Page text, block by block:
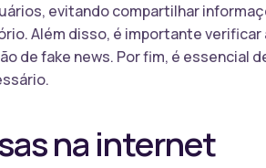
evitando compartilhar
Além disso, é importante verificar
de fake news. Por fim, é essencial
na internet